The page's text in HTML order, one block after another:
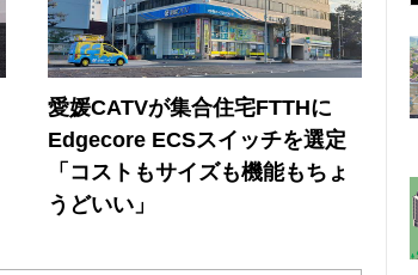
愛媛CATVが集合住宅FTTHに
Edgecore ECSスイッチを選定
「コストもサイズも機能もちょ
うどいい」